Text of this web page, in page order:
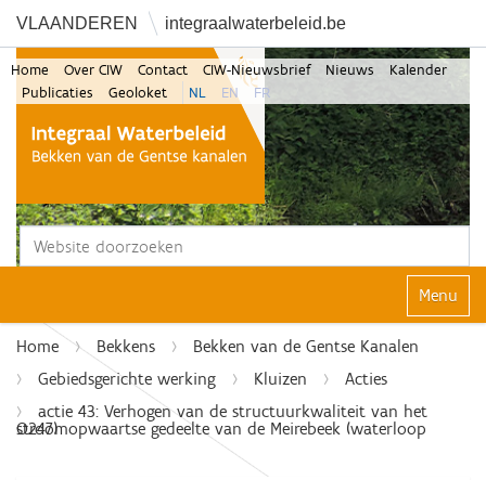
VLAANDEREN integraalwaterbeleid.be
Zoek
Home Over CIW Contact CIW-Nieuwsbrief Nieuws
Kalender
Publicaties
Geoloket NL EN FR
Klap
Home Bekkens
Bekken van de Gentse Kanalen
Gebiedsgerichte werking
Kluizen
Acties
actie 43: Verhogen van de structuurkwaliteit van het
stroomopwaartse gedeelte van de Meirebeek (waterloop O247)